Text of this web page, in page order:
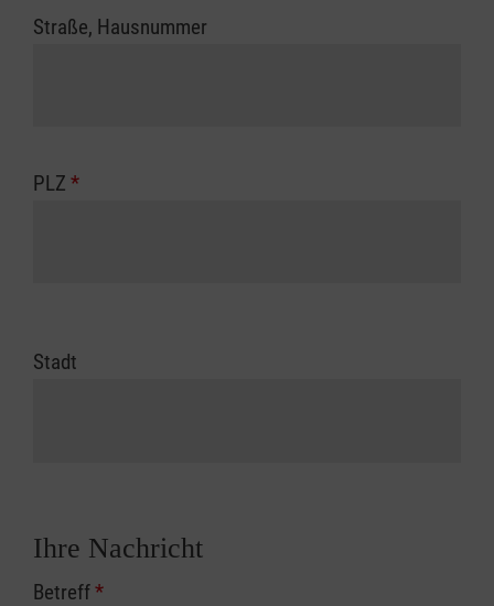
Straße, Hausnummer
PLZ *
Stadt
Ihre Nachricht
Betreff*